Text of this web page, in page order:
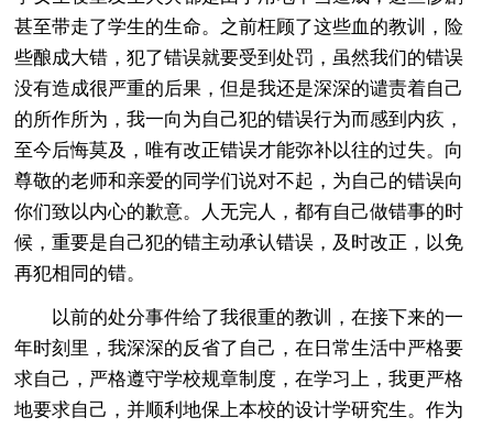
甚至带走了学生的生命。之前枉顾了这些血的教训，险
些酿成大错，犯了错误就要受到处罚，虽然我们的错误
没有造成很严重的后果，但是我还是深深的谴责着自己
的所作所为，我一向为自己犯的错误行为而感到内疚，
至今后悔莫及，唯有改正错误才能弥补以往的过失。向
尊敬的老师和亲爱的同学们说对不起，为自己的错误向
你们致以内心的歉意。人无完人，都有自己做错事的时
候，重要是自己犯的错主动承认错误，及时改正，以免
再犯相同的错。
以前的处分事件给了我很重的教训，在接下来的一
年时刻里，我深深的反省了自己，在日常生活中严格要
求自己，严格遵守学校规章制度，在学习上，我更严格
地要求自己，并顺利地保上本校的设计学研究生。作为